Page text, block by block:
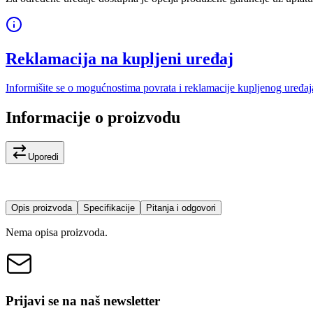
Reklamacija na kupljeni uređaj
Informišite se o mogućnostima povrata i reklamacije kupljenog
Informacije o proizvodu
Uporedi
Opis proizvoda Specifikacije Pitanja i odgovori
Nema opisa proizvoda.
Prijavi se na naš newsletter